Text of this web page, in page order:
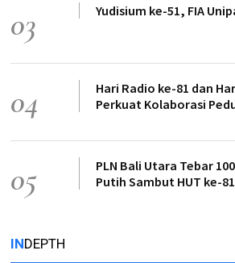
03 Yudisium ke-51, FIA
04
Hari Radio ke-81 dan
Perkuat Kolaborasi
05
PLN Bali Utara Tebar
Putih Sambut HUT ke-
INDEPTH